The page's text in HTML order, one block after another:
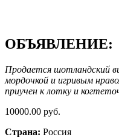
ОБЪЯВЛЕНИЕ:
Продается шотландский
мордочкой и игривым
приучен к лотку и
10000.00 руб.
Страна: Россия